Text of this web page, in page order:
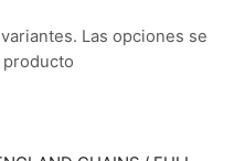
Las opciones se